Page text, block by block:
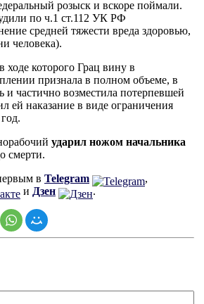
розыск и вскоре поймали.
по ч.1 ст.112 УК РФ
средней тяжести вреда здоровью,
человека).
ходе которого Грац вину в
признала в полном объеме, в
и частично возместила потерпевшей
ей наказание в виде ограничения
ударил ножом начальника
смерти.
в Telegram
,
и Дзен .